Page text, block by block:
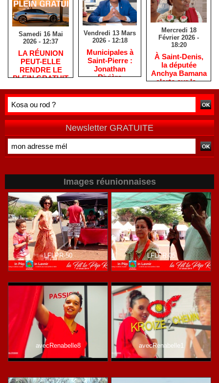
Samedi 16 Mai
2026 - 12:37
​LA RÉUNION
PEUT-ELLE
RENDRE LE
PLEIN GRATUIT
Vendredi 13 Mars
2026 - 12:18
​Municipales à
Saint-Pierre :
Jonathan
Rivière
habitants après
de terrain
Mercredi 18
Février 2026 -
18:20
​À Saint-Denis,
la députée
Anchya Bamana
alerte sur la «
double peine »
vécue par
Newsletter GRATUITE
Images réunionnaises
LFLPR-50 LFLPR-05
avecRenabelle8 avecRenabelle1